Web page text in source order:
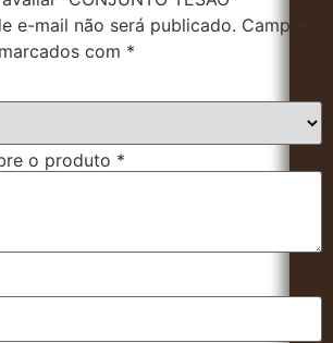
e-mail não será publicado. Campos
com *
o produto *